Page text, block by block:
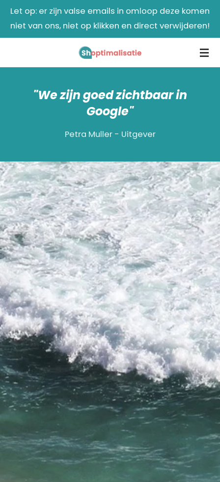
Ga
direct
naar
hoofdinhoud
Let op: er zijn valse emails in omloop deze komen
niet van ons, niet op klikken en direct verwijderen!
"We zijn goed zichtbaar in
Google"
Petra Muller - Uitgever